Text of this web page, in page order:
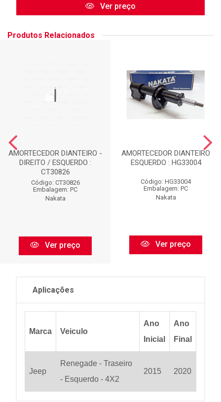
Ver preço
Produtos Relacionados
AMORTECEDOR DIANTEIRO -
DIREITO / ESQUERDO :
CT30826
Código: CT30826
Embalagem: PC
Nakata
Ver preço
AMORTECEDOR DIANTEIRO
ESQUERDO : HG33004
Código: HG33004
Embalagem: PC
Nakata
Ver preço
Aplicações
Marca Veiculo
Ano
Inicial
Ano
Final
Jeep
Renegade - Traseiro
- Esquerdo - 4X2
2015 2020